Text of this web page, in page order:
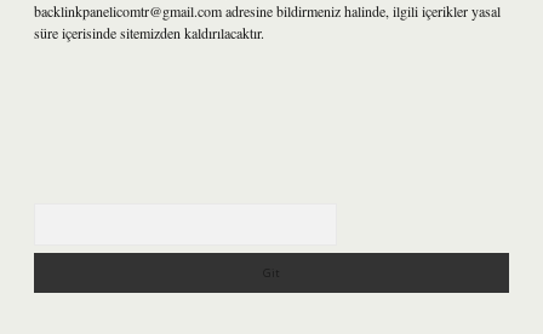
backlinkpanelicomtr@gmail.comadresine bildirmeniz halinde, ilgili içerikler yasal
süre içerisinde sitemizden kaldırılacaktır.